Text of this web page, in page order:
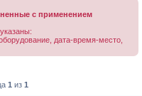
с применением
дата-время-место,
1 из 1